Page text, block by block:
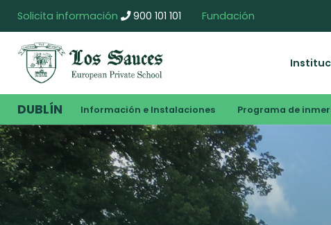
Solicita información 900 101 101 Fundación
DUBLÍN Información e Instalaciones Programa de